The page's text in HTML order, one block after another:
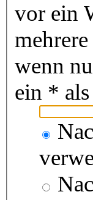
vor ein
wenn
ein *